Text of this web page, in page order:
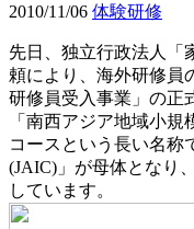
2010/11/06 体験研修
先日、独立行政法人「
頼により、海外研修員
研修員受入事業」の正
「南西アジア地域小規
コースという長い名称
(JAIC)」が母体となり
しています。